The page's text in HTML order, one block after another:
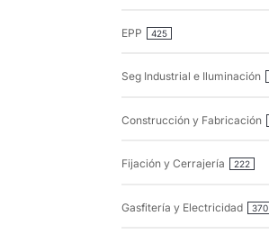
EPP 425
Seg Industrial e Iluminación
Construcción y Fabricación
Fijación y Cerrajería 222
Gasfitería y Electricidad 370